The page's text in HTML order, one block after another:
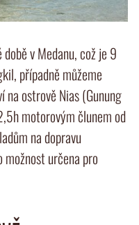
v Medanu, což je 9
případně můžeme
ostrově Nias (Gunung
motorovým člunem od
na dopravu
určena pro